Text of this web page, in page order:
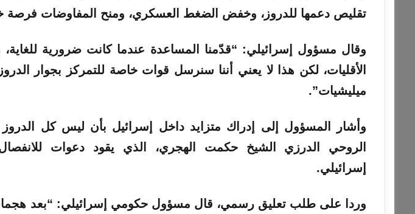
تقليص دعمها للدروز، وخفض الضغط العسكري، ومنح المفاوضات فرصة
وقال مسؤول إسرائيلي: “قدّمنا المساعدة عندما كانت ضرورية
الأقليات، لكن هذا لا يعني أننا سنرسل قوات خاصة للتمركز بجوار
ميليشيات”.
وأشار المسؤول إلى إدراك متزايد داخل إسرائيل بأن ليس كل الدروز
الروحي الدرزي الشيخ حكمت الهجري، الذي يقود دعوات
إسرائيلي.